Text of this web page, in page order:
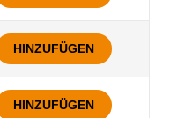
HINZUFÜGEN
HINZUFÜGEN